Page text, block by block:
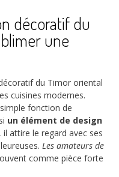
décoratif du
une
du Timor oriental
cuisines modernes.
fonction de
un élément de design
il attire le regard avec ses
Les amateurs de
comme pièce forte